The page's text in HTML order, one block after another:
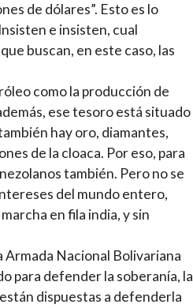
de dólares”. Esto es lo
e insisten, cual
buscan, en este caso, las
como la producción de
ese tesoro está situado
hay oro, diamantes,
de la cloaca. Por eso, para
también. Pero no se
del mundo entero,
en fila india, y sin
Armada Nacional Bolivariana
para defender la soberanía, la
dispuestas a defenderla